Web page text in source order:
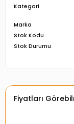
Kategori
Marka
Stok Kodu
Stok Durumu
Fiyatları